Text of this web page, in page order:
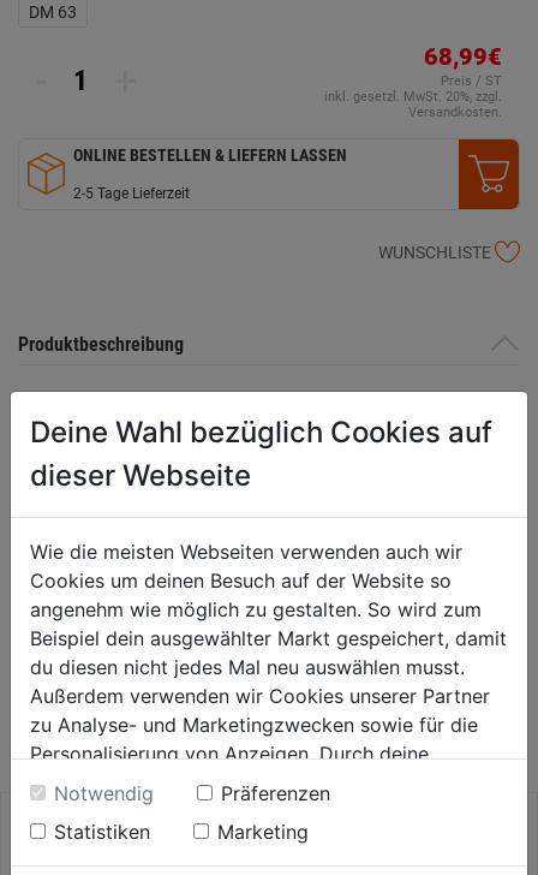
DM 63
68,99€
Preis / ST
inkl. gesetzl. MwSt. 20%, zzgl.
Versandkosten.
ONLINE BESTELLEN & LIEFERN LASSEN
2-5 Tage Lieferzeit
WUNSCHLISTE
Produktbeschreibung
bis max. 38 mm Schnitttiefe, rechtsschneidend Geeignet für
unlegierten Stahl (bis 700 N/mm²), Bunt- und Leichtmetalle,
Kunststoffe, Gips-, Leichtbau-, Faser-, Sperrholzplatten und Holz.
SB-Packung
Bewertung
WEITERE PRODUKTE AUS DIESER
KATEGORIE
Deine Wahl bezüglich Cookies auf
dieser Webseite
Wie die meisten Webseiten verwenden auch wir
Cookies um deinen Besuch auf der Website so
angenehm wie möglich zu gestalten. So wird zum
Beispiel dein ausgewählter Markt gespeichert, damit
du diesen nicht jedes Mal neu auswählen musst.
Außerdem verwenden wir Cookies unserer Partner
zu Analyse- und Marketingzwecken sowie für die
Personalisierung von Anzeigen. Durch deine
Einwilligung werden die Daten von Drittanbieter,
unter anderem auch in den USA, verarbeitet.
Durch Klick auf "Alle Cookies erlauben" stimmst du
der Verwendung aller Cookies zu. Unter "Details
Notwendig
Präferenzen
Statistiken
Marketing